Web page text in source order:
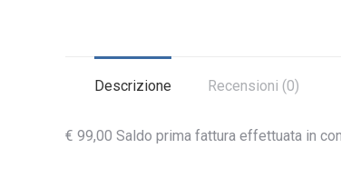
Descrizione Recensioni (0)
€ 99,00 Saldo prima fattura effettuata in